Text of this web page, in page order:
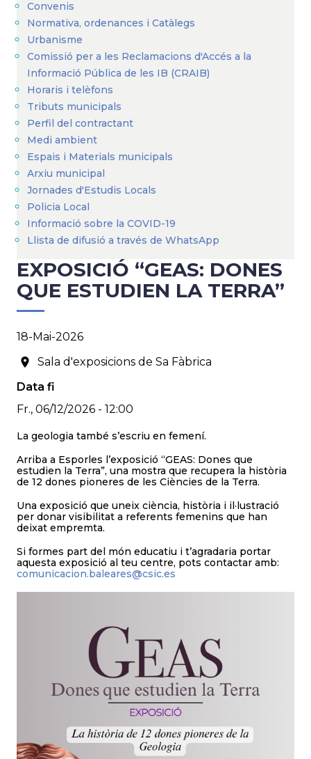
Convenis
Normativa, ordenances i Catàlegs
Urbanisme
Comissió per a les Reclamacions d'Accés a la
Informació Pública de les IB (CRAIB)
Horaris i telèfons
Tributs municipals
Perfil del contractant
Medi ambient
Espais i Materials municipals
Arxiu municipal
Jornades d'Estudis Locals
Policia Local
Informació sobre la COVID-19
Llista de difusió a través de WhatsApp
EXPOSICIÓ “GEAS: DONES
QUE ESTUDIEN LA TERRA”
18-Mai-2026
Sala d'exposicions de Sa Fàbrica
Data fi
Fr., 06/12/2026 - 12:00
La geologia també s’escriu en femení.
Arriba a Esporles l’exposició “GEAS: Dones que
estudien la Terra”, una mostra que recupera la història
de 12 dones pioneres de les Ciències de la Terra.
Una exposició que uneix ciència, història i il·lustració
per donar visibilitat a referents femenins que han
deixat empremta.
Si formes part del món educatiu i t’agradaria portar
aquesta exposició al teu centre, pots contactar amb:
comunicacion.baleares@csic.es